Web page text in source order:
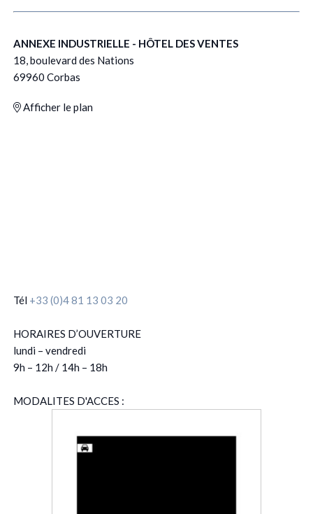
ANNEXE INDUSTRIELLE - HÔTEL DES VENTES
18, boulevard des Nations
69960 Corbas
Afficher le plan
Tél +33 (0)4 81 13 03 20
HORAIRES D’OUVERTURE
lundi – vendredi
9h – 12h / 14h – 18h
MODALITES D'ACCES :